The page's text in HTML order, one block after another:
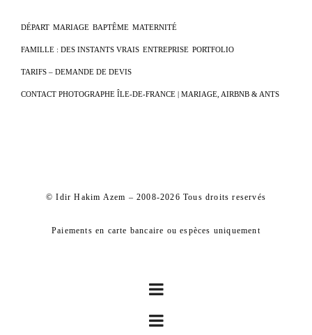
DÉPART MARIAGE BAPTÊME MATERNITÉ
FAMILLE : DES INSTANTS VRAIS ENTREPRISE PORTFOLIO
TARIFS – DEMANDE DE DEVIS
CONTACT PHOTOGRAPHE ÎLE-DE-FRANCE | MARIAGE, AIRBNB & ANTS
© Idir Hakim Azem – 2008-2026 Tous droits reservés
Paiements en carte bancaire ou espèces uniquement